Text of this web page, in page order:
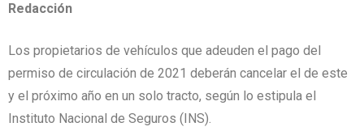
Redacción
Los propietarios de vehículos que adeuden el pago del
permiso de circulación de 2021 deberán cancelar el de este
y el próximo año en un solo tracto, según lo estipula el
Instituto Nacional de Seguros (INS).